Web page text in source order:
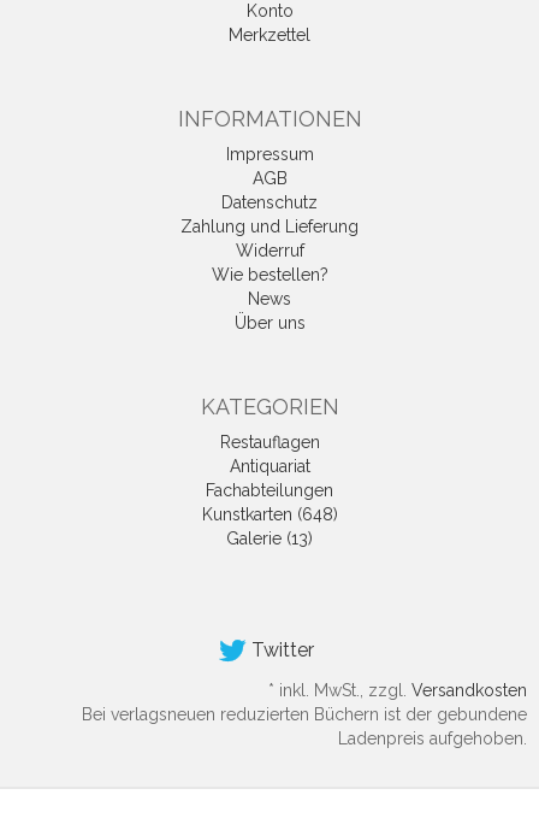
Konto
Merkzettel
INFORMATIONEN
Impressum
AGB
Datenschutz
Zahlung und Lieferung
Widerruf
Wie bestellen?
News
Über uns
KATEGORIEN
Restauflagen
Antiquariat
Fachabteilungen
Kunstkarten (648)
Galerie (13)
Twitter
* inkl. MwSt., zzgl. Versandkosten
Bei verlagsneuen reduzierten Büchern ist der gebundene
Ladenpreis aufgehoben.